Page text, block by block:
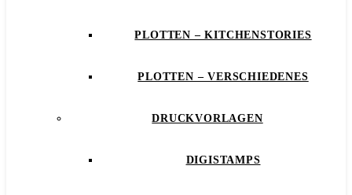
PLOTTEN – KITCHENSTORIES
PLOTTEN – VERSCHIEDENES
DRUCKVORLAGEN
DIGISTAMPS